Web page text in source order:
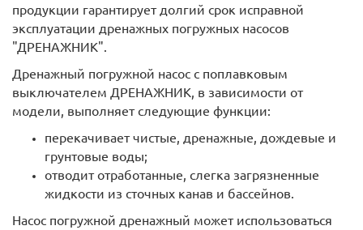
продукции гарантирует долгий срок исправной
эксплуатации дренажных погружных насосов
"ДРЕНАЖНИК".
Дренажный погружной насос с поплавковым
выключателем ДРЕНАЖНИК, в зависимости от
модели, выполняет следующие функции:
перекачивает чистые, дренажные, дождевые и
грунтовые воды;
отводит отработанные, слегка загрязненные
жидкости из сточных канав и бассейнов.
Насос погружной дренажный может использоваться